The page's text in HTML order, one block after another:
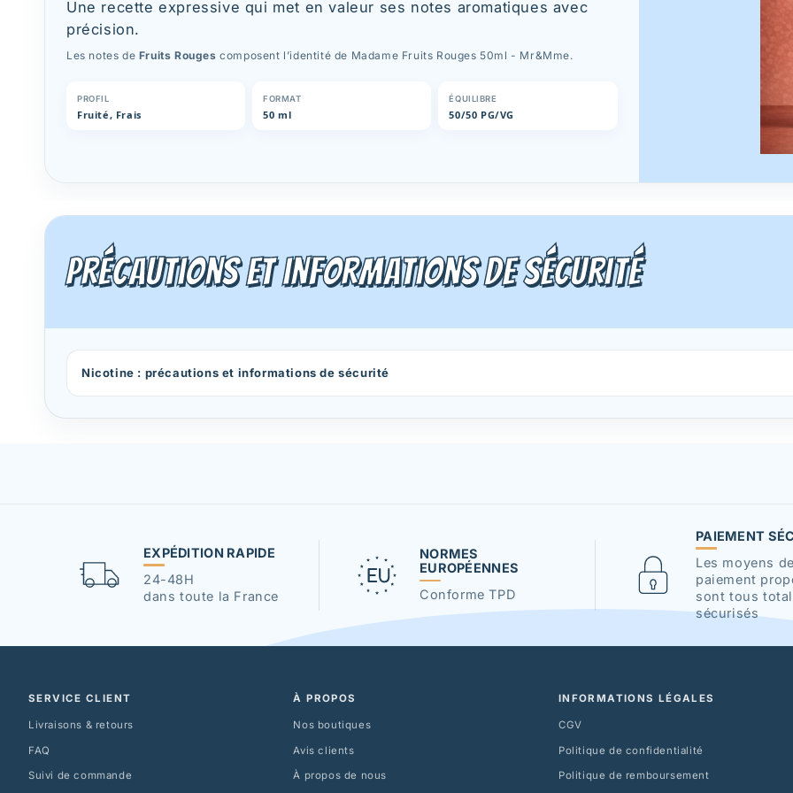
Une recette expressive qui met en valeur ses notes aromatiques avec
précision.
Les notes de Fruits Rouges composent l’identité de Madame Fruits Rouges 50ml - Mr&Mme.
PROFIL
Fruité, Frais
FORMAT
50 ml
ÉQUILIBRE
50/50 PG/VG
Précautions et informations de sécurité
Nicotine : précautions et informations de sécurité
EXPÉDITION RAPIDE
24-48H
dans toute la France
NORMES
EUROPÉENNES
Conforme TPD
PAIEMENT
Les moyens
paiement
sont tous
sécurisés
SERVICE CLIENT
Livraisons & retours
FAQ
Suivi de commande
À PROPOS
Nos boutiques
Avis clients
À propos de nous
INFORMATIONS LÉGALES
CGV
Politique de confidentialité
Politique de remboursement